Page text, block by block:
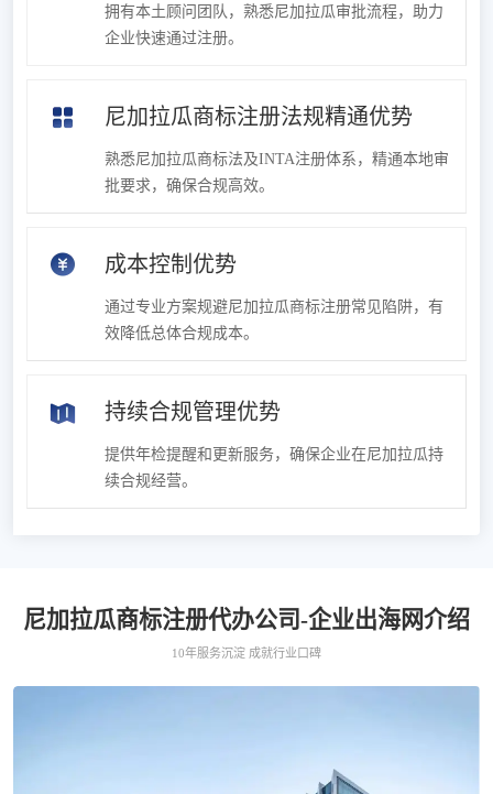
拥有本土顾问团队，熟悉尼加拉瓜审批流程，助力
企业快速通过注册。
尼加拉瓜商标注册法规精通优势
熟悉尼加拉瓜商标法及INTA注册体系，精通本地审
批要求，确保合规高效。
成本控制优势
通过专业方案规避尼加拉瓜商标注册常见陷阱，有
效降低总体合规成本。
持续合规管理优势
提供年检提醒和更新服务，确保企业在尼加拉瓜持
续合规经营。
尼加拉瓜商标注册代办公司-企业出海网介绍
10年服务沉淀 成就行业口碑